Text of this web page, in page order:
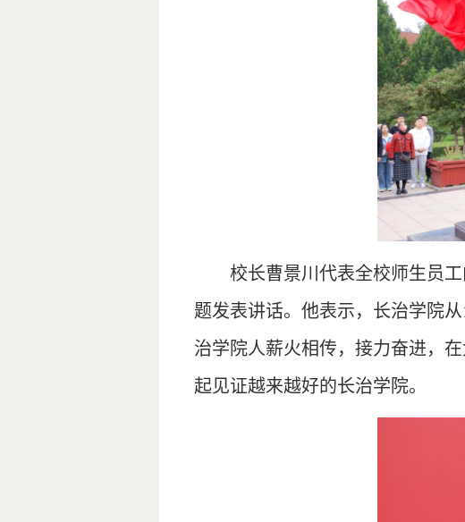
校长曹景川代表全校师生员
题发表讲话。他表示，长治学院
治学院人薪火相传，接力奋进，
起见证越来越好的长治学院。